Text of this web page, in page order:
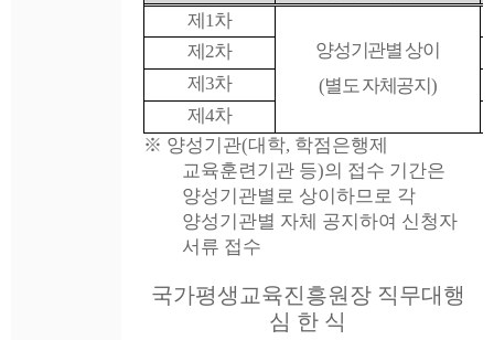
제1차
양성기관별 상이
(별도 자체공지)
제2차
제3차
제4차
※ 양성기관(대학, 학점은행제
교육훈련기관 등)의 접수 기간은
양성기관별로 상이하므로 각
양성기관별 자체 공지하여 신청자
서류 접수
국가평생교육진흥원장 직무대행
심 한 식